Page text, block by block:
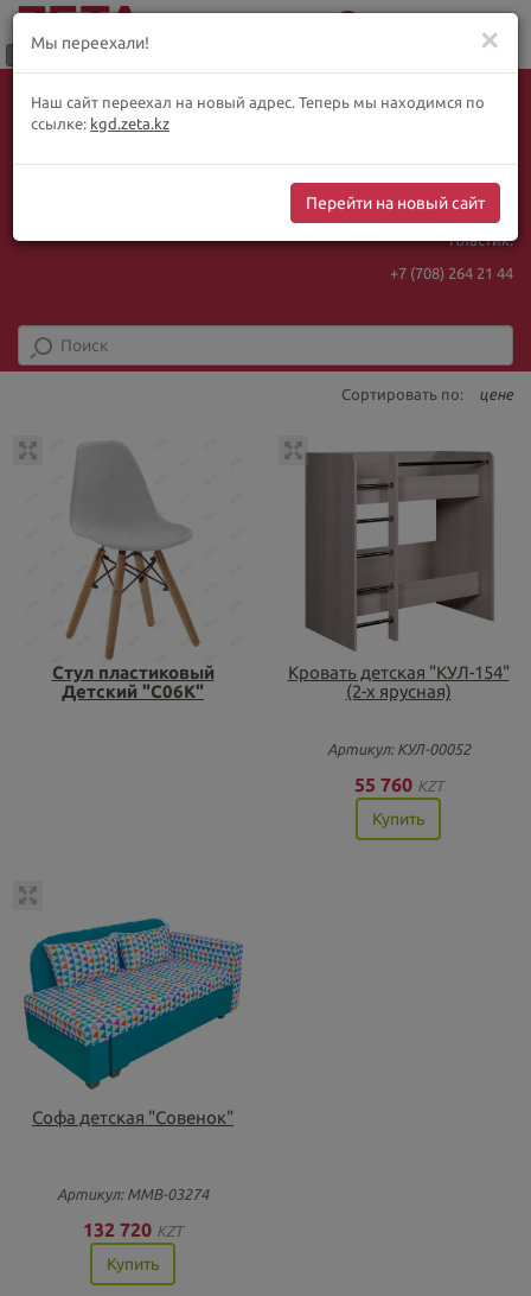
Меню
ҚАЗ
РУС
ENG
+ видеотрансляции:
Интернет-магазин:
+7 (708) 925 56
Пластик:
+7 (708) 264 21 44
Сортировать по: цене
Стул пластиковый
Детский "C06K"
Кровать детская "КУЛ-154"
(2-х ярусная)
Артикул: КУЛ-00052
55 760 KZT
Купить
Софа детская "Совенок"
Артикул: ММВ-03274
132 720 KZT
Купить
✕
Мы переехали!
Наш сайт переехал на новый адрес. Теперь мы находимся по
ссылке: kgd.zeta.kz
Перейти на новый сайт